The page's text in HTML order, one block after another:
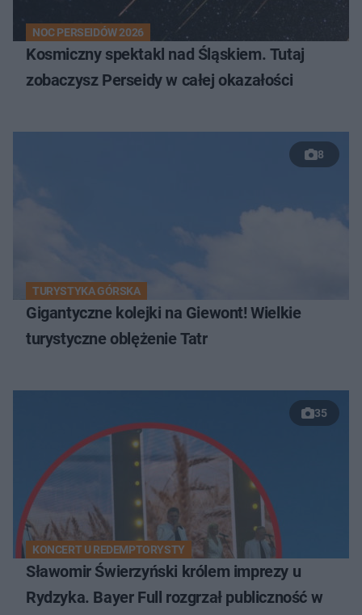
NOC PERSEIDÓW 2026
Kosmiczny spektakl nad Śląskiem. Tutaj
zobaczysz Perseidy w całej okazałości
8
TURYSTYKA GÓRSKA
Gigantyczne kolejki na Giewont! Wielkie
turystyczne oblężenie Tatr
35
KONCERT U REDEMPTORYSTY
Sławomir Świerzyński królem imprezy u
Rydzyka. Bayer Full rozgrzał publiczność w